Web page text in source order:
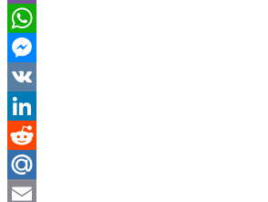
Viber
WhatsApp
Messenger
VK
LinkedIn
Reddit
Mail.Ru